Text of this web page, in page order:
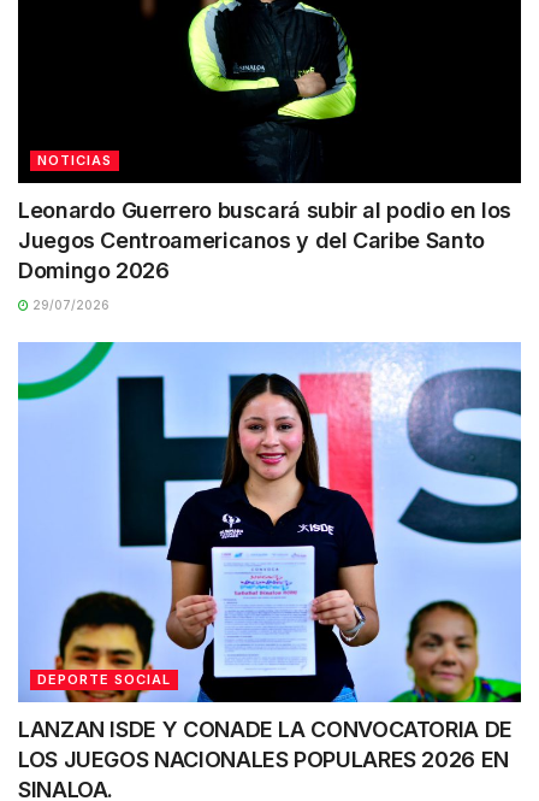
NOTICIAS
Leonardo Guerrero buscará subir al podio en los
Juegos Centroamericanos y del Caribe Santo
Domingo 2026
29/07/2026
DEPORTE SOCIAL
LANZAN ISDE Y CONADE LA CONVOCATORIA DE
LOS JUEGOS NACIONALES POPULARES 2026 EN
SINALOA.